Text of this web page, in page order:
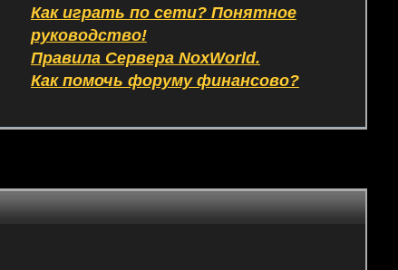
Как играть по сети? Понятное
руководство!
Правила Сервера NoxWorld.
Как помочь форуму финансово?